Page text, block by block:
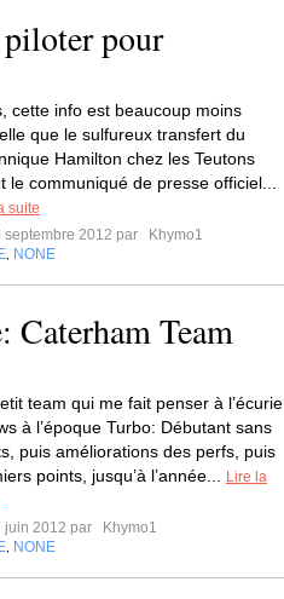
pour
cette info est beaucoup moins
que le sulfureux transfert du
Hamilton chez les Teutons
le communiqué de presse officiel...
suite
septembre 2012 par
Khymo1
NONE
Caterham Team
team qui me fait penser à l’écurie
à l’époque Turbo: Débutant sans
puis améliorations des perfs, puis
points, jusqu’à l’année...
Lire la
juin 2012 par
Khymo1
NONE